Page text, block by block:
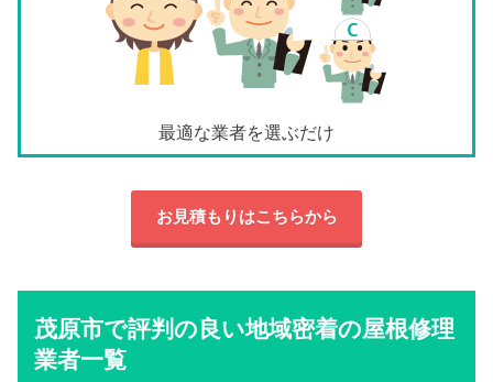
最適な業者を選ぶだけ
お見積もりはこちらから
茂原市で評判の良い地域密着の屋根修理
業者一覧